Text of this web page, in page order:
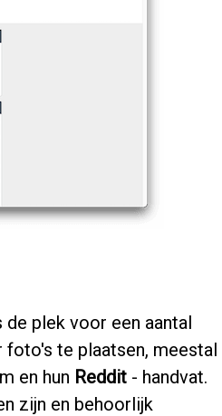
plek voor een aantal
te plaatsen, meestal
en hun Reddit- handvat.
zijn en behoorlijk